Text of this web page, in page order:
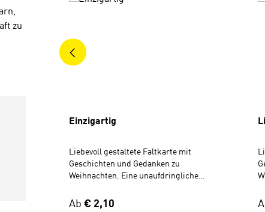
zu
Einzigartig
Liebevoll gestaltete Faltkarte mit
Geschichten und Gedanken zu
Weihnachten. Eine unaufdringliche
Nachbarn, Kollegen oder die ganze
Regulärer Preis:
Ab € 2,10